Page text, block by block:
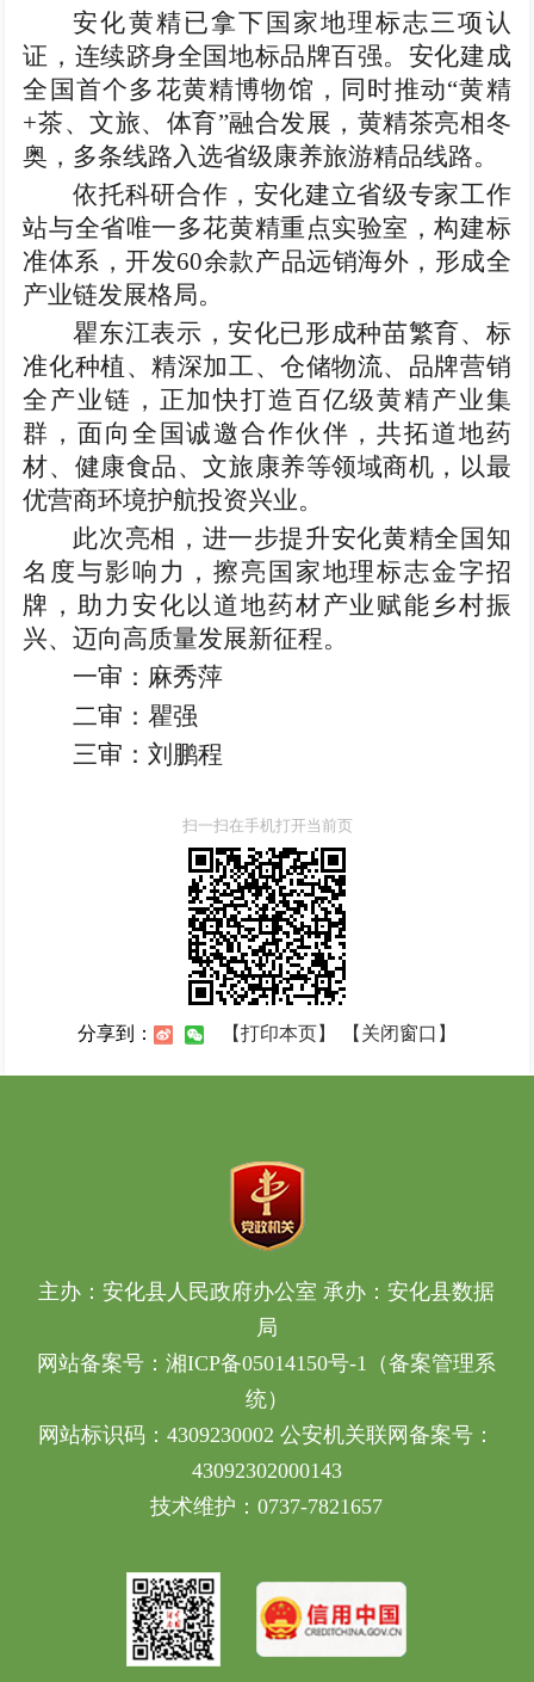
安化黄精已拿下国家地理标志三项认
证，连续跻身全国地标品牌百强。安化建成
全国首个多花黄精博物馆，同时推动“黄精
+茶、文旅、体育”融合发展，黄精茶亮相冬
奥，多条线路入选省级康养旅游精品线路。
依托科研合作，安化建立省级专家工作
站与全省唯一多花黄精重点实验室，构建标
准体系，开发60余款产品远销海外，形成全
产业链发展格局。
瞿东江表示，安化已形成种苗繁育、标
准化种植、精深加工、仓储物流、品牌营销
全产业链，正加快打造百亿级黄精产业集
群，面向全国诚邀合作伙伴，共拓道地药
材、健康食品、文旅康养等领域商机，以最
优营商环境护航投资兴业。
此次亮相，进一步提升安化黄精全国知
名度与影响力，擦亮国家地理标志金字招
牌，助力安化以道地药材产业赋能乡村振
兴、迈向高质量发展新征程。
一审：麻秀萍
二审：瞿强
三审：刘鹏程
扫一扫在手机打开当前页
分享到： 【打印本页】 【关闭窗口】
主办：安化县人民政府办公室 承办：安化县数据
局
网站备案号：湘ICP备05014150号-1（备案管理系
统）
网站标识码：4309230002公安机关联网备案号：
43092302000143
技术维护：0737-7821657